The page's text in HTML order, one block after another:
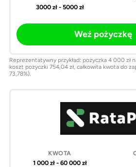
3000 zł - 5000 zł
Weź pożyczkę
Reprezentatywny przykład: pożyczka 4 000 zł
koszt pożyczki 754,04 zł, całkowita kwota do
73,78%).
1 000 zł - 60 000 zł